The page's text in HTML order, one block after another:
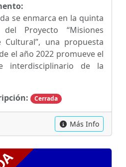
se enmarca en la quinta
del Proyecto “Misiones
Cultural”, una propuesta
el año 2022 promueve el
interdisciplinario de la
Cerrada
Más Info